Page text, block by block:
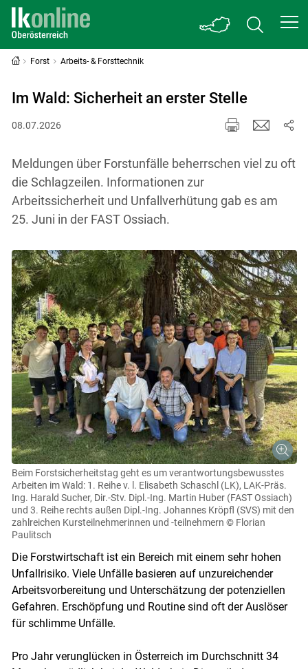
Skip to main content
Forst Arbeits- & Forsttechnik
Im Wald: Sicherheit an erster Stelle
08.07.2026
Meldungen über Forstunfälle beherrschen viel zu oft
die Schlagzeilen. Informationen zur
Arbeitssicherheit und Unfallverhütung gab es am
25. Juni in der FAST Ossiach.
Beim Forstsicherheitstag geht es um verantwortungsbewusstes
Arbeiten im Wald: 1. Reihe v. l. Elisabeth Schaschl (LK), LAK-Präs.
Ing. Harald Sucher, Dir.-Stv. Dipl.-Ing. Martin Huber (FAST Ossiach)
und 3. Reihe rechts außen Dipl.-Ing. Johannes Kröpfl (SVS) mit den
zahlreichen Kursteilnehmerinnen und -teilnehmern © Florian
Paulitsch
Die Forstwirtschaft ist ein Bereich mit einem sehr hohen
Unfallrisiko. Viele Unfälle basieren auf unzureichender
Arbeitsvorbereitung und Unterschätzung der potenziellen
Gefahren. Erschöpfung und Routine sind oft der Auslöser
für schlimme Unfälle.
Pro Jahr verunglücken in Österreich im Durchschnitt 34